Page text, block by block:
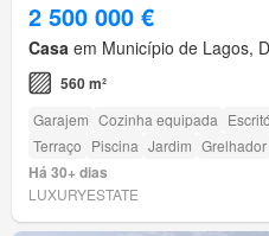
2 500 000 €
Casa em Município de Lagos,
560 m²
Garajem Cozinha equipada
Terraço Piscina Jardim Grelhador
Há 30+ dias
LUXURYESTATE